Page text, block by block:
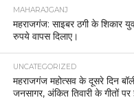
MAHARAJGANJ
महराजगंज: साइबर ठगी के शिकार
रुपये वापस दिलाए।
UNCATEGORIZED
महराजगंज महोत्सव के दूसरे दिन
जनसागर, अंकित तिवारी के गीतों